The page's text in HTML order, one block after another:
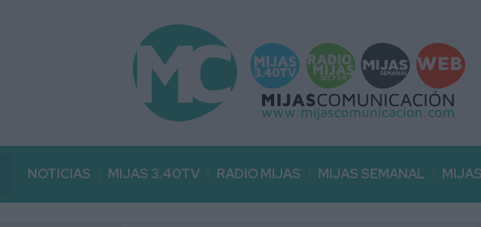
NOTICIAS MIJAS 3.40TV RADIO MIJAS MIJAS SEMANAL